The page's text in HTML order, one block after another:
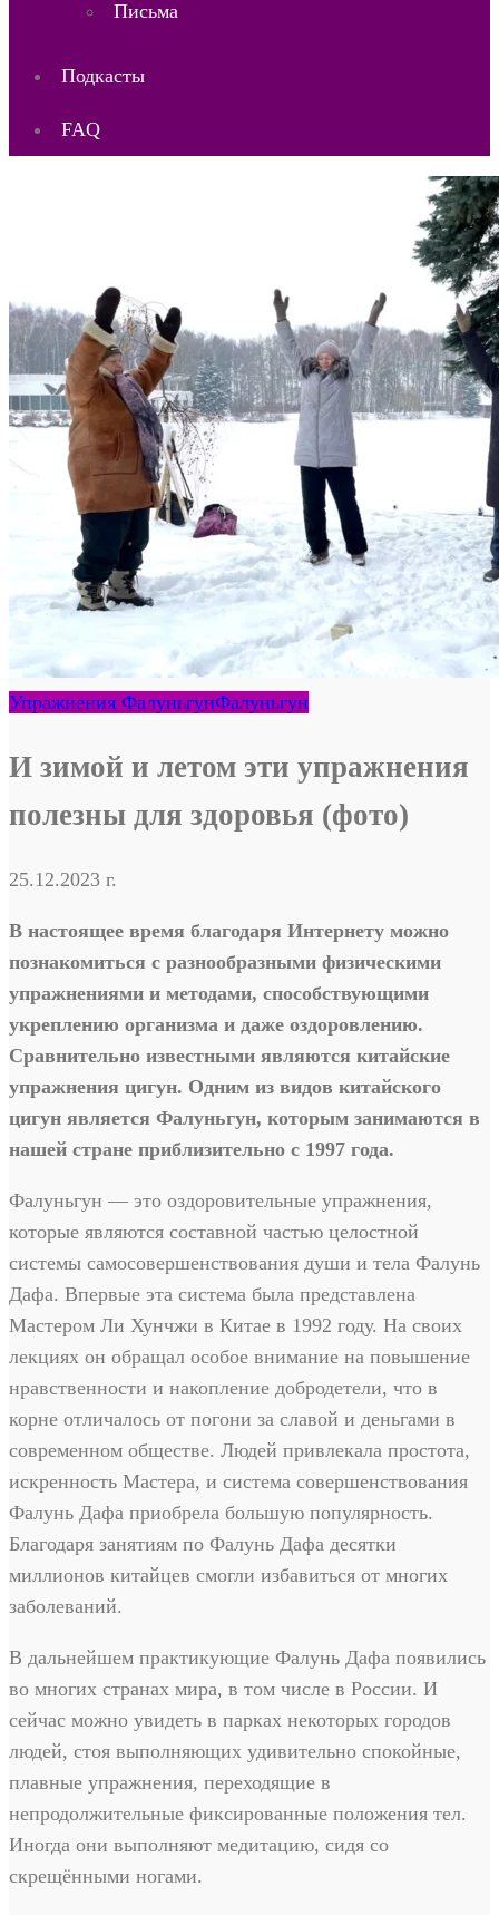
Письма
Подкасты
FAQ
Упражнения ФалуньгунФалуньгун
И зимой и летом эти упражнения
полезны для здоровья (фото)
25.12.2023 г.
В настоящее время благодаря Интернету можно
познакомиться с разнообразными физическими
упражнениями и методами, способствующими
укреплению организма и даже оздоровлению.
Сравнительно известными являются китайские
упражнения цигун. Одним из видов китайского
цигун является Фалуньгун, которым занимаются в
нашей стране приблизительно с 1997 года.
Фалуньгун — это оздоровительные упражнения,
которые являются составной частью целостной
системы самосовершенствования души и тела Фалунь
Дафа. Впервые эта система была представлена
Мастером Ли Хунчжи в Китае в 1992 году. На своих
лекциях он обращал особое внимание на повышение
нравственности и накопление добродетели, что в
корне отличалось от погони за славой и деньгами в
современном обществе. Людей привлекала простота,
искренность Мастера, и система совершенствования
Фалунь Дафа приобрела большую популярность.
Благодаря занятиям по Фалунь Дафа десятки
миллионов китайцев смогли избавиться от многих
заболеваний.
В дальнейшем практикующие Фалунь Дафа появились
во многих странах мира, в том числе в России. И
сейчас можно увидеть в парках некоторых городов
людей, стоя выполняющих удивительно спокойные,
плавные упражнения, переходящие в
непродолжительные фиксированные положения тел.
Иногда они выполняют медитацию, сидя со
скрещёнными ногами.